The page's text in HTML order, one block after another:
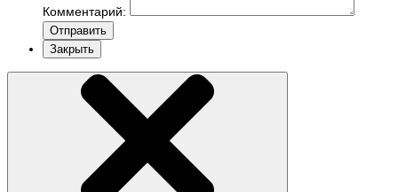
Комментарий:
Отправить
Закрыть